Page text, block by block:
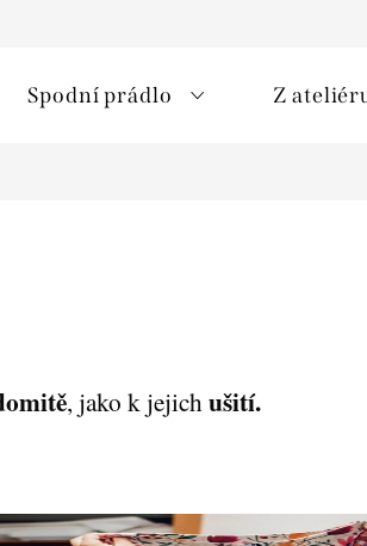
Spodní prádlo Z
, jako k jejichušití.